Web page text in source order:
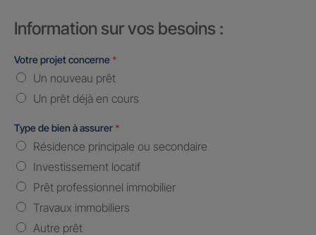
Information sur vos besoins :
Votre projet concerne *
Un nouveau prêt
Un prêt déjà en cours
Type de bien à assurer *
Résidence principale ou secondaire
Investissement locatif
Prêt professionnel immobilier
Travaux immobiliers
Autre prêt